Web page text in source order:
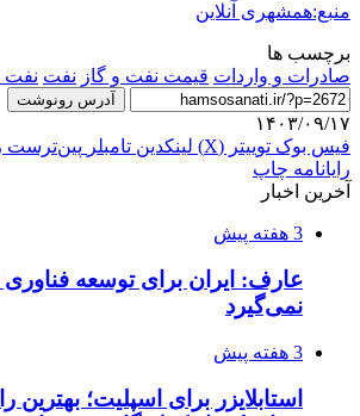
منبع:همشهری آنلاین
برچسب ها
صادرات و واردات قیمت نفت و گاز نفت نفت
آدرس رونوشت
۱۴۰۳/۰۹/۱۷
فیس بوک توییتر (X) لینکدین ‫تامبلر ‫پین‌ترست
رایانامه چاپ
آخرین اخبار
3 هفته پیش
عارف: ایران برای توسعه
نمی‌گیرد
3 هفته پیش
استابلایزر برای اسپلیت؛ بهترین